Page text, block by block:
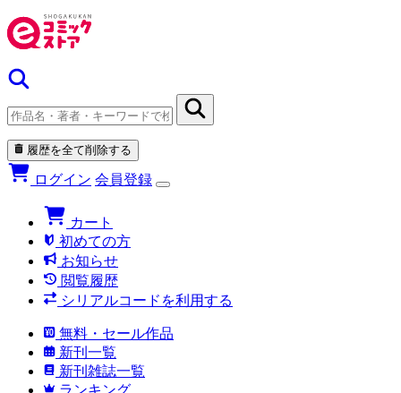
履歴を全て削除する
ログイン 会員登録
カート
初めての方
お知らせ
閲覧履歴
シリアルコードを利用する
無料・セール作品
新刊一覧
新刊雑誌一覧
ランキング